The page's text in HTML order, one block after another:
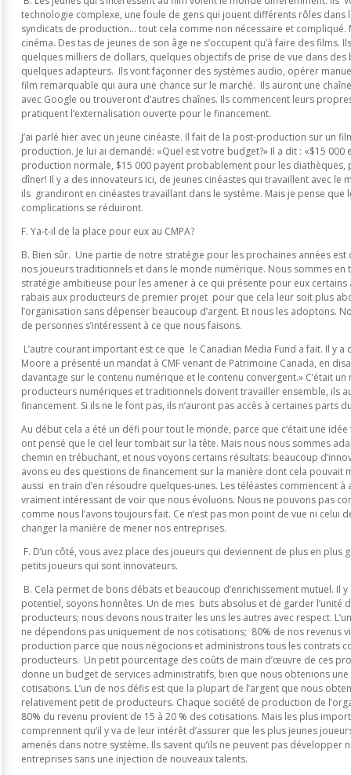
technologie complexe, une foule de gens qui jouent différents rôles dans
syndicats de production… tout cela comme non nécessaire et compliqué.
cinéma. Des tas de jeunes de son âge ne s’occupent qu’à faire des films.
quelques milliers de dollars, quelques objectifs de prise de vue dans
quelques adapteurs. Ils vont façonner des systèmes audio, opérer
film remarquable qui aura une chance sur le marché. Ils auront une
avec Google ou trouveront d’autres chaînes. Ils commencent leurs
pratiquent l’externalisation ouverte pour le financement.
J’ai parlé hier avec un jeune cinéaste. Il fait de la post-production sur un
production. Je lui ai demandé: «Quel est votre budget?» Il a dit : «$15 000
production normale, $15 000 payent probablement pour les
dîner! Il y a des innovateurs ici, de jeunes cinéastes qui travaillent avec le
ils grandiront en cinéastes travaillant dans le système. Mais je pense que
complications se réduiront.
F. Ya-t-il de la place pour eux au CMPA?
B. Bien sûr. Une partie de notre stratégie pour les prochaines années est
nos joueurs traditionnels et dans le monde numérique. Nous sommes
stratégie ambitieuse pour les amener à ce qui présente pour eux
rabais aux producteurs de premier projet pour que cela leur soit plus
l’organisation sans dépenser beaucoup d’argent. Et nous les adoptons.
de personnes s’intéressent à ce que nous faisons.
L’autre courant important est ce que le Canadian Media Fund a fait. Il y
Moore a présenté un mandat à CMF venant de Patrimoine Canada, en
davantage sur le contenu numérique et le contenu convergent.» C’était
producteurs numériques et traditionnels doivent travailler ensemble, ils
financement. Si ils ne le font pas, ils n’auront pas accès à certaines parts
Au début cela a été un défi pour tout le monde, parce que c’était une
ont pensé que le ciel leur tombait sur la tête. Mais nous nous sommes
chemin en trébuchant, et nous voyons certains résultats: beaucoup
avons eu des questions de financement sur la manière dont cela pouvait
aussi en train d’en résoudre quelques-unes. Les téléastes commencent à
vraiment intéressant de voir que nous évoluons. Nous ne pouvons pas
comme nous l’avons toujours fait. Ce n’est pas mon point de vue ni celui
changer la manière de mener nos entreprises.
F. D’un côté, vous avez place des joueurs qui deviennent de plus en plus
petits joueurs qui sont innovateurs.
B. Cela permet de bons débats et beaucoup d’enrichissement mutuel. Il
potentiel, soyons honnêtes. Un de mes buts absolus et de garder l’unité
producteurs; nous devons nous traiter les uns les autres avec respect.
ne dépendons pas uniquement de nos cotisations; 80% de nos revenus
production parce que nous négocions et administrons tous les contrats
producteurs. Un petit pourcentage des coûts de main d’œuvre de ces
donne un budget de services administratifs, bien que nous obtenions
cotisations. L’un de nos défis est que la plupart de l’argent que nous
relativement petit de producteurs. Chaque société de production de
80% du revenu provient de 15 à 20 % des cotisations. Mais les plus
comprennent qu’il y va de leur intérêt d’assurer que les plus jeunes
amenés dans notre système. Ils savent qu’ils ne peuvent pas développer
entreprises sans une injection de nouveaux talents.